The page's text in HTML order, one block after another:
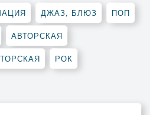
ДЖАЗ, БЛЮЗ ПОП
АВТОРСКАЯ
РОК